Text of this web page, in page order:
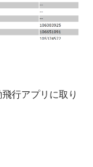
行アプリに取り